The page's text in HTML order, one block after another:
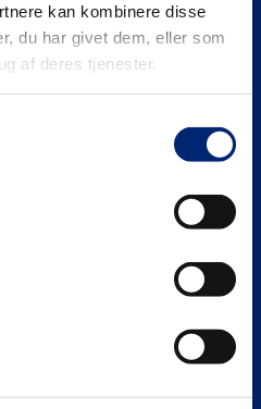
kan kombinere disse
du har givet dem, eller som
af deres tjenester.
(HHX | HTX)
| EUX)